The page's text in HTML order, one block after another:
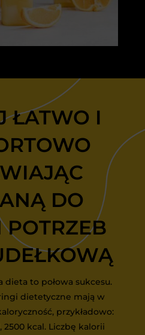
ŁATWO I
DO
to połowa sukcesu.
dietetyczne mają w
przykładowo:
2500 kcal. Liczbę kalorii